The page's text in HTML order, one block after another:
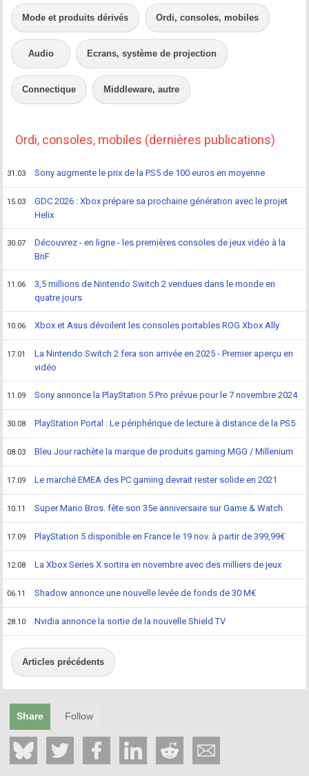
Mode et produits dérivés Ordi, consoles, mobiles
Audio Ecrans, système de projection
Connectique Middleware, autre
Ordi, consoles, mobiles (dernières publications)
31.03 Sony augmente le prix de la PS5 de 100 euros en moyenne
15.03
GDC 2026 : Xbox prépare sa prochaine génération avec le projet
Helix
30.07
Découvrez - en ligne - les premières consoles de jeux vidéo à la
BnF
11.06
3,5 millions de Nintendo Switch 2 vendues dans le monde en
quatre jours
10.06 Xbox et Asus dévoilent les consoles portables ROG Xbox Ally
17.01
La Nintendo Switch 2 fera son arrivée en 2025 - Premier aperçu en
vidéo
11.09 Sony annonce la PlayStation 5 Pro prévue pour le 7 novembre 2024
30.08 PlayStation Portal : Le périphérique de lecture à distance de la PS5
08.03 Bleu Jour rachète la marque de produits gaming MGG / Millenium
17.09 Le marché EMEA des PC gaming devrait rester solide en 2021
10.11 Super Mario Bros. fête son 35e anniversaire sur Game & Watch
17.09 PlayStation 5 disponible en France le 19 nov. à partir de 399,99€
12.08 La Xbox Series X sortira en novembre avec des milliers de jeux
06.11 Shadow annonce une nouvelle levée de fonds de 30 M€
28.10 Nvidia annonce la sortie de la nouvelle Shield TV
Articles précédents
Share Follow